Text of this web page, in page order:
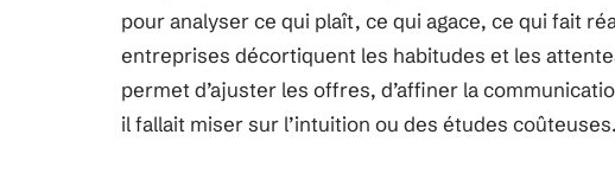
pour analyser ce qui plaît, ce qui agace, ce qui fait
entreprises décortiquent les habitudes et les
permet d’ajuster les offres, d’affiner la
il fallait miser sur l’intuition ou des études coûteuses.